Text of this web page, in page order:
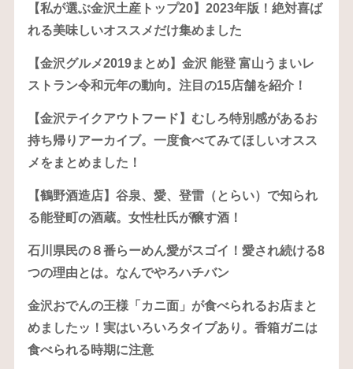
【私が選ぶ金沢土産トップ20】2023年版！絶対喜ば
れる美味しいオススメだけ集めました
【金沢グルメ2019まとめ】金沢 能登 富山うまいレ
ストラン令和元年の動向。注目の15店舗を紹介！
【金沢テイクアウトフード】むしろ特別感があるお
持ち帰りアーカイブ。一度食べてみてほしいオスス
メをまとめました！
【鶴野酒造店】谷泉、愛、登雷（とらい）で知られ
る能登町の酒蔵。女性杜氏が醸す酒！
石川県民の８番らーめん愛がスゴイ！愛され続ける8
つの理由とは。なんでやろハチバン
金沢おでんの王様「カニ面」が食べられるお店まと
めましたッ！実はいろいろタイプあり。香箱ガニは
食べられる時期に注意